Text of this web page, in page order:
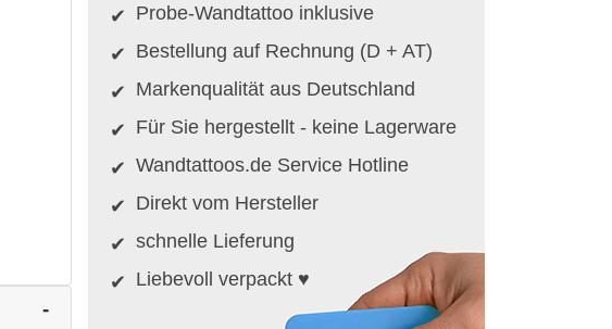
Probe-Wandtattoo inklusive
Bestellung auf Rechnung (D + AT)
Markenqualität aus Deutschland
Für Sie hergestellt - keine Lagerware
Wandtattoos.de Service Hotline
Direkt vom Hersteller
schnelle Lieferung
Liebevoll verpackt ♥